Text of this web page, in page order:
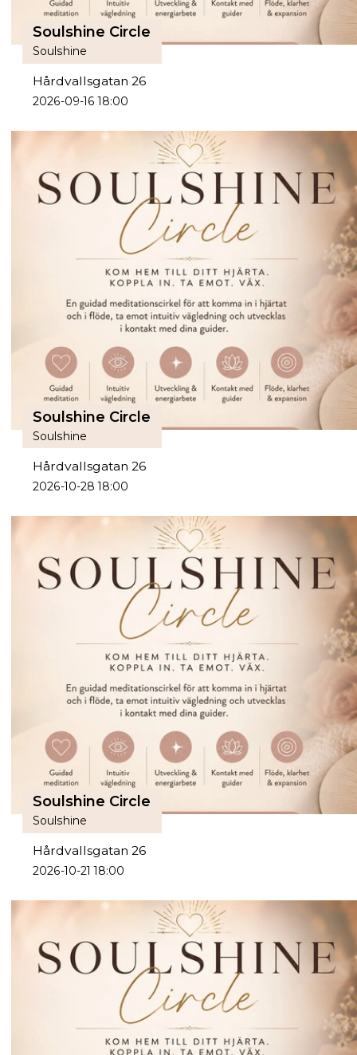
Soulshine Circle
Soulshine
Hårdvallsgatan 26
2026-09-16 18:00
Soulshine Circle
Soulshine
Hårdvallsgatan 26
2026-10-28 18:00
Soulshine Circle
Soulshine
Hårdvallsgatan 26
2026-10-21 18:00